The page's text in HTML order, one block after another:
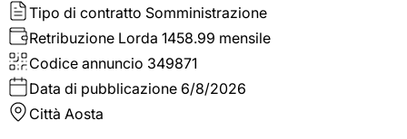
Tipo di contratto Somministrazione
Retribuzione Lorda 1458.99 mensile
Codice annuncio 349871
Data di pubblicazione 6/8/2026
Città Aosta